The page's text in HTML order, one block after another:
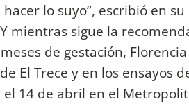
lo suyo”, escribió en
mientras sigue la
de gestación,
El Trece y en los ensayos
14 de abril en el